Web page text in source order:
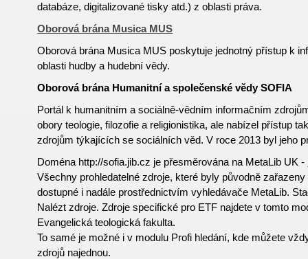
databáze, digitalizované tisky atd.) z oblasti práva.
Oborová brána Musica MUS
Oborová brána Musica MUS poskytuje jednotný přístup k
oblasti hudby a hudební vědy.
Oborová brána Humanitní a společenské vědy SOFIA
Portál k humanitním a sociálně-vědním informačním
obory teologie, filozofie a religionistika, ale nabízel přístup
zdrojům týkajících se sociálních věd. V roce 2013 byl jeho
Doména http://sofia.jib.cz je přesměrována na MetaLib UK -
Všechny prohledatelné zdroje, které byly původně
dostupné i nadále prostřednictvím vyhledávače MetaLib.
Nalézt zdroje. Zdroje specifické pro ETF najdete v tomto
Evangelická teologická fakulta.
To samé je možné i v modulu Profi hledání, kde můžete
zdrojů najednou.